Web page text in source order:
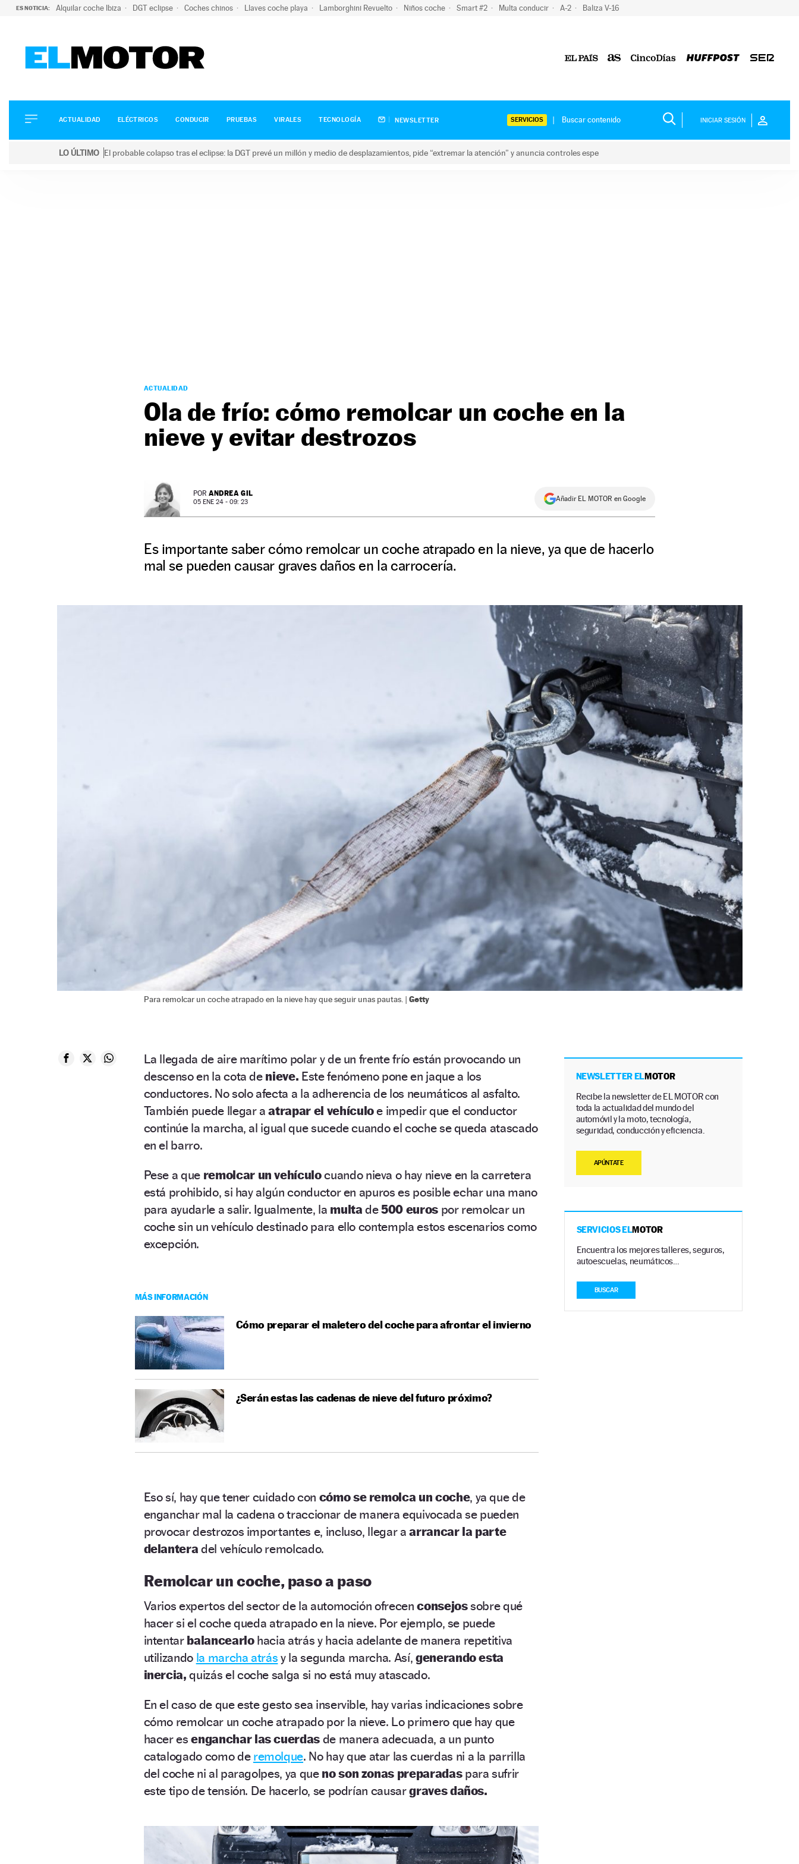
ES NOTICIA: Alquilar coche Ibiza DGT eclipse Coches chinos Llaves coche playa Lamborghini Revuelto Niños coche Smart #2 Multa conducir A-2 Baliza V-16
ELÉCTRICOS
CONDUCIR
ACTUALIDAD ELÉCTRICOS CONDUCIR PRUEBAS VIRALES TECNOLOGÍA NEWSLETTER SERVICIOS INICIAR SESIÓN
LO ÚLTIMO El probable colapso tras el eclipse: la DGT prevé un millón y medio de desplazamientos, pide “extremar la atención” y anuncia controles espe
ACTUALIDAD
Ola de frío: cómo remolcar un coche en la
nieve y evitar destrozos
POR ANDREA GIL
05 ENE 24 - 09: 23 Añadir EL MOTOR en Google
Es importante saber cómo remolcar un coche atrapado en la nieve, ya que de hacerlo
mal se pueden causar graves daños en la carrocería.
Para remolcar un coche atrapado en la nieve hay que seguir unas pautas. | Getty
La llegada de aire marítimo polar y de un frente frío están provocando un
descenso en la cota de nieve. Este fenómeno pone en jaque a los
conductores. No solo afecta a la adherencia de los neumáticos al asfalto.
También puede llegar aatrapar el vehículoe impedir que el conductor
continúe la marcha, al igual que sucede cuando el coche se queda atascado
en el barro.
Pese a que remolcar un vehículocuando nieva o hay nieve en la carretera
está prohibido, si hay algún conductor en apuros es posible echar una mano
para ayudarle a salir. Igualmente, la multade500 eurospor remolcar un
coche sin un vehículo destinado para ello contempla estos escenarios como
excepción.
MÁS INFORMACIÓN
Cómo preparar el maletero del coche para afrontar el invierno
¿Serán estas las cadenas de nieve del futuro próximo?
Eso sí, hay que tener cuidado con cómo se remolca un coche, ya que de
enganchar mal la cadena o traccionar de manera equivocada se pueden
provocar destrozos importantes e, incluso, llegar aarrancar la parte
delantera del vehículo remolcado.
Remolcar un coche, paso a paso
Varios expertos del sector de la automoción ofrecenconsejossobre qué
hacer si el coche queda atrapado en la nieve. Por ejemplo, se puede
intentar balancearlohacia atrás y hacia adelante de manera repetitiva
utilizando la marcha atrás y la segunda marcha. Así, generando esta
inercia,quizás el coche salga si no está muy atascado.
En el caso de que este gesto sea inservible, hay varias indicaciones sobre
cómo remolcar un coche atrapado por la nieve. Lo primero que hay que
hacer esenganchar las cuerdas de manera adecuada, a un punto
catalogado como de remolque. No hay que atar las cuerdas ni a la parrilla
del coche ni al paragolpes, ya que no son zonas preparadaspara sufrir
este tipo de tensión. De hacerlo, se podrían causargraves daños.
NEWSLETTER ELMOTOR
Recibe la newsletter de EL MOTOR con
toda la actualidad del mundo del
automóvil y la moto, tecnología,
seguridad, conducción y eficiencia.
APÚNTATE
SERVICIOS ELMOTOR
Encuentra los mejores talleres, seguros,
autoescuelas, neumáticos…
BUSCAR